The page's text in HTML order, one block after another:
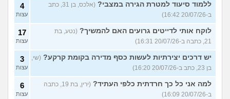
ללמוד סיעוד למטרת הגירה במצבי?
(אלכס, בן 31, כתב
ב-20/07/26 16:42)
4
עצות
לוקח אותי לדייטים גרועים האם להמשיך? (נטע, בת
21, כתבה ב-20/07/26 16:31)
17
עצות
יש דרכים יצירתיות לעשות כסף מדירה בקומת קרקע? (שי,
בן 23, כתב ב-20/07/26 16:20)
3
עצות
למה אני כל כך חרדתית כלפי העתיד?
(ירין, בת 19, כתבה
ב-20/07/26 16:09)
6
עצות